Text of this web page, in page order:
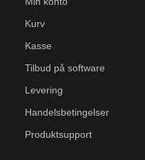
Kurv
Kasse
Tilbud på software
Levering
Handelsbetingelser
Produktsupport